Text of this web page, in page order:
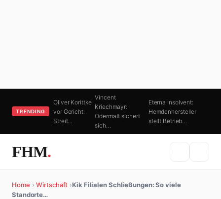
TRENDING
Oliver Korittke
vor Gericht:
Streit…
Vincent
Kriechmayr:
Odermatt sichert
sich…
Eterna Insolvent:
Hemdenhersteller
stellt Betrieb…
FHM.
Home › Wirtschaft ›Kik Filialen Schließungen: So viele
Standorte…